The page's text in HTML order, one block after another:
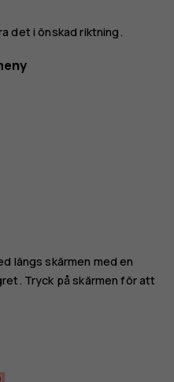
det i önskad riktning.
längs skärmen med en
Tryck på skärmen för att